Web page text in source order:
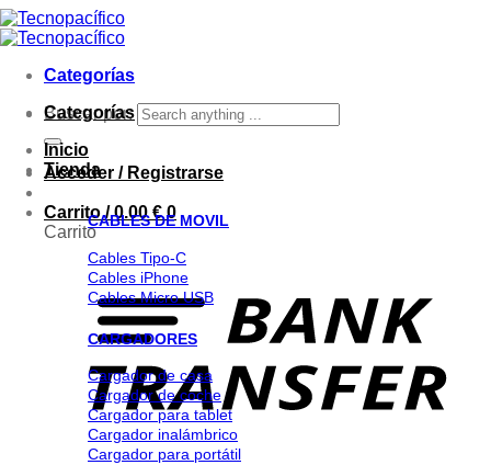
Categorías
Buscar por:
Acceder / Registrarse
Carrito /0.00€ 0
Carrito
Categorías
Inicio
Tienda
CABLES DE MOVIL
Cables Tipo-C
Cables iPhone
Cables Micro USB
CARGADORES
Cargador de casa
Cargador de coche
Cargador para tablet
Cargador inalámbrico
Cargador para portátil